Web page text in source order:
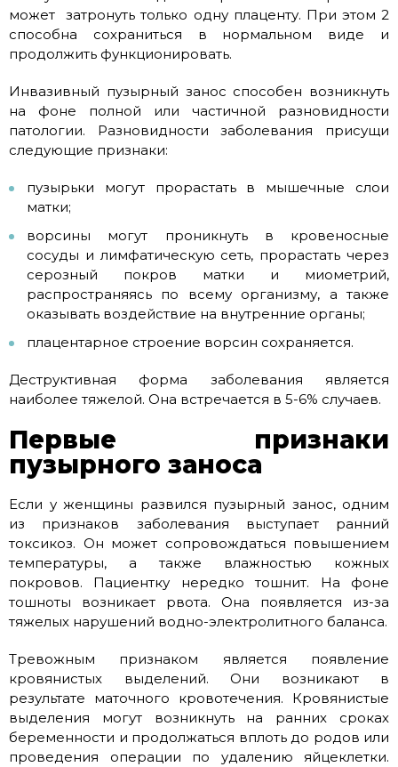
может затронуть только одну плаценту. При этом 2
способна сохраниться в нормальном виде и
продолжить функционировать.
Инвазивный пузырный занос способен возникнуть
на фоне полной или частичной разновидности
патологии. Разновидности заболевания присущи
следующие признаки:
пузырьки могут прорастать в мышечные слои
матки;
ворсины могут проникнуть в кровеносные
сосуды и лимфатическую сеть, прорастать через
серозный покров матки и миометрий,
распространяясь по всему организму, а также
оказывать воздействие на внутренние органы;
плацентарное строение ворсин сохраняется.
Деструктивная форма заболевания является
наиболее тяжелой. Она встречается в 5-6% случаев.
Первые признаки
пузырного заноса
Если у женщины развился пузырный занос, одним
из признаков заболевания выступает ранний
токсикоз. Он может сопровождаться повышением
температуры, а также влажностью кожных
покровов. Пациентку нередко тошнит. На фоне
тошноты возникает рвота. Она появляется из-за
тяжелых нарушений водно-электролитного баланса.
Тревожным признаком является появление
кровянистых выделений. Они возникают в
результате маточного кровотечения. Кровянистые
выделения могут возникнуть на ранних сроках
беременности и продолжаться вплоть до родов или
проведения операции по удалению яйцеклетки.